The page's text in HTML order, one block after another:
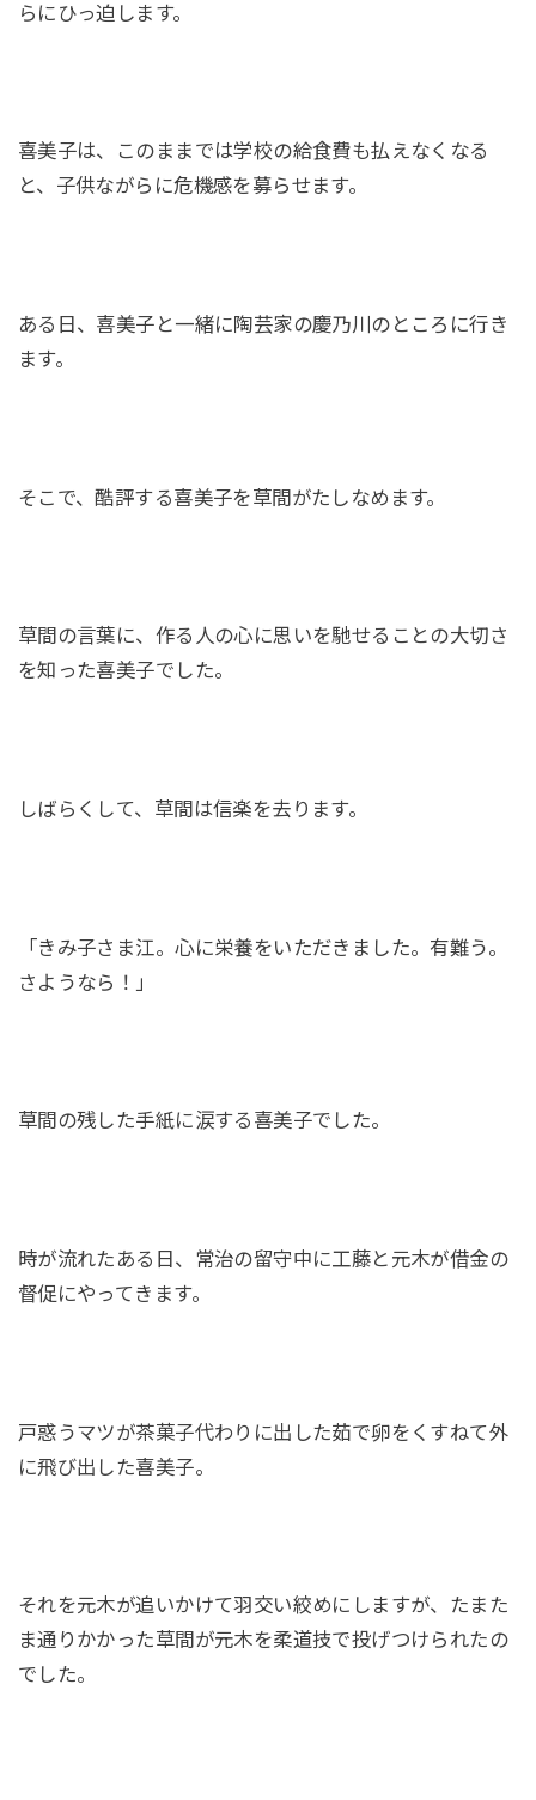
らにひっ迫します。
喜美子は、このままでは学校の給食費も払えなくなる
と、子供ながらに危機感を募らせます。
ある日、喜美子と一緒に陶芸家の慶乃川のところに行き
ます。
そこで、酷評する喜美子を草間がたしなめます。
草間の言葉に、作る人の心に思いを馳せることの大切さ
を知った喜美子でした。
しばらくして、草間は信楽を去ります。
「きみ子さま江。心に栄養をいただきました。有難う。
さようなら！」
草間の残した手紙に涙する喜美子でした。
時が流れたある日、常治の留守中に工藤と元木が借金の
督促にやってきます。
戸惑うマツが茶菓子代わりに出した茹で卵をくすねて外
に飛び出した喜美子。
それを元木が追いかけて羽交い絞めにしますが、たまた
ま通りかかった草間が元木を柔道技で投げつけられたの
でした。